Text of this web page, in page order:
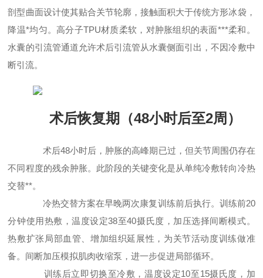
剖型曲面设计使其贴合关节轮廓，接触面积大于传统方形冰袋，
降温*均匀。高分子TPU材质柔软，对肿胀组织的表面***柔和。
水囊的引流管通道允许术后引流管从水囊侧面引出，不因冷敷中
断引流。
术后恢复期（48小时后至2周）
术后48小时后，肿胀的高峰期已过，但关节周围仍存在
不同程度的残余肿胀。此阶段的关键变化是从单纯冷敷转向冷热
交替**。
冷热交替方案在早晚两次康复训练前后执行。训练前20
分钟使用热敷，温度设定38至40摄氏度，加压选择间断模式。
热敷扩张局部血管、增加组织延展性，为关节活动度训练做准
备。间断加压模拟肌肉收缩泵，进一步促进局部循环。
训练后立即切换至冷敷，温度设定10至15摄氏度，加